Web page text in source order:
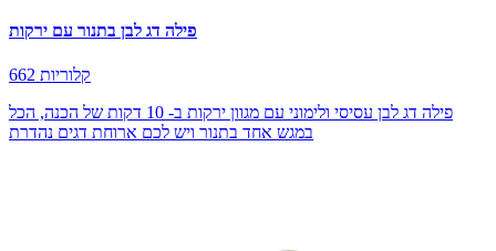
פילה דג לבן בתנור עם ירקות
662 קלוריות
פילה דג לבן עסיסי ולימוני עם מגוון ירקות ב- 10 דקות של הכנה, הכל
במגש אחד בתנור ויש לכם ארוחת דגים נהדרת